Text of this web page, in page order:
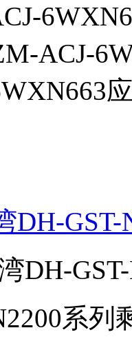
ACJ-
DH-
DH-
系